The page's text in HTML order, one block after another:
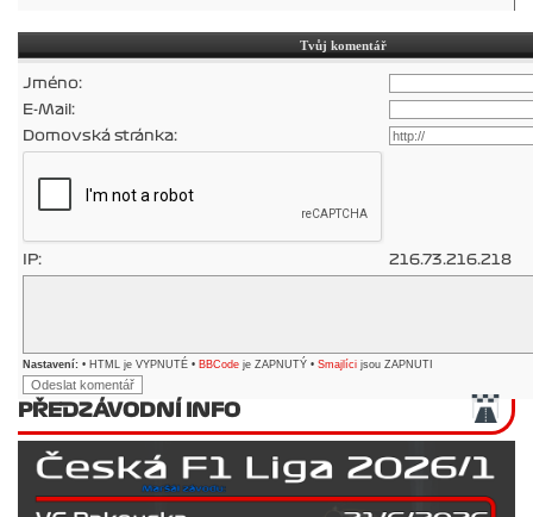
Tvůj komentář
Jméno:
E-Mail:
Domovská stránka:
IP: 216.73.216.218
Nastavení: • HTML je VYPNUTÉ • BBCode je ZAPNUTÝ • Smajlíci jsou ZAPNUTI
PŘEDZÁVODNÍ INFO